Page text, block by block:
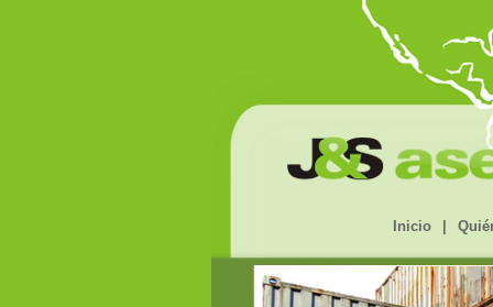
Inicio